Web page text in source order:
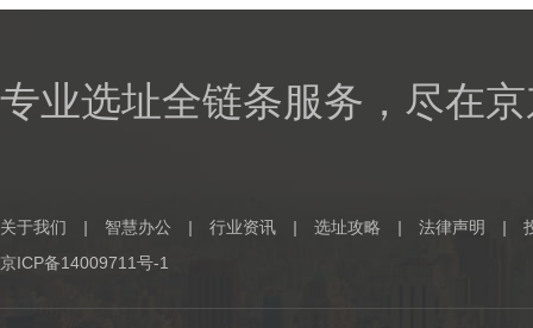
专业选址全链条服务，尽在
关于我们 | 智慧办公 | 行业资讯 | 选址攻略 | 法律声明 |
京ICP备14009711号-1